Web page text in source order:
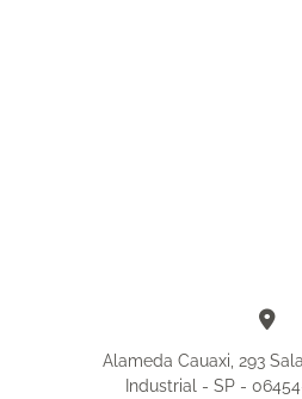
Alameda Cauaxi, 293
Industrial - SP -